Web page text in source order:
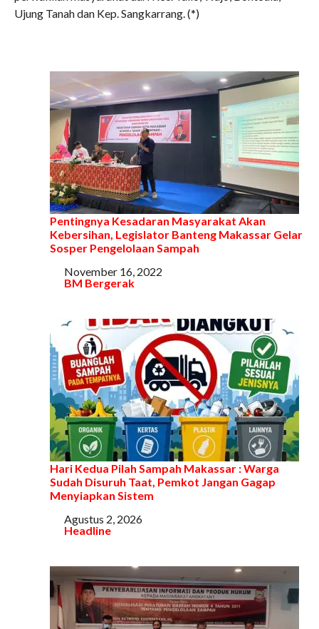
Ujung Tanah dan Kep. Sangkarrang. (*)
Pentingnya Kesadaran Masyarakat Akan
Kebersihan, Legislator Banteng Makassar Gelar
Sosper Pengelolaan Sampah
Tanggal
November 16, 2022
Sehubungan dengan
BM Bergerak
Hari Kedua Pilah Sampah Makassar : Warga
Sudah Disuruh Taat, Pemkot Jangan Gagap
Menyiapkan Sistem
Tanggal
Agustus 2, 2026
Sehubungan dengan
Headline